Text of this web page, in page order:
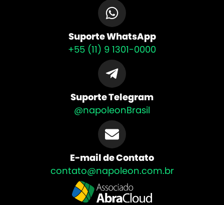
Suporte WhatsApp
+55 (11) 9 1301-0000
Suporte Telegram
@napoleonBrasil
E-mail de Contato
contato@napoleon.com.br